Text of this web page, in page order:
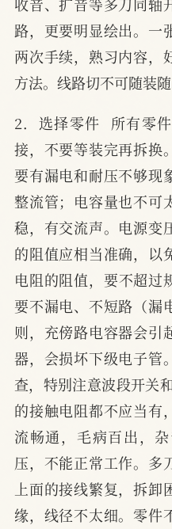
路，更要明显绘出。一
两次手续，熟习内容，
方法。线路切不可随装随
2．选择零件  所有零
接，不要等装完再拆换
要有漏电和耐压不够现
整流管；电容量也不可
稳，有交流声。电源变
的阻值应相当准确，以
电阻的阻值，要不超
要不漏电、不短路（漏
则，充傍路电容器会引
器，会损坏下级电子管
查，特别注意波段开关
的接触电阻都不应当有
流畅通，毛病百出，
压，不能正常工作。多
上面的接线繁复，拆
缘，线径不太细。零件